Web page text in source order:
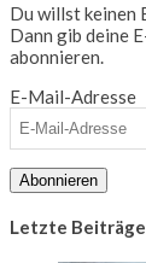
Du willst keinen
Dann gib deine
abonnieren.
E-Mail-Adresse
Abonnieren
Letzte Beiträge